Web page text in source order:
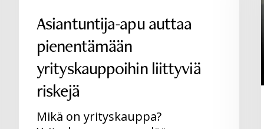
Asiantuntija-apu auttaa
pienentämään
yrityskauppoihin liittyviä
riskejä
Mikä on yrityskauppa?